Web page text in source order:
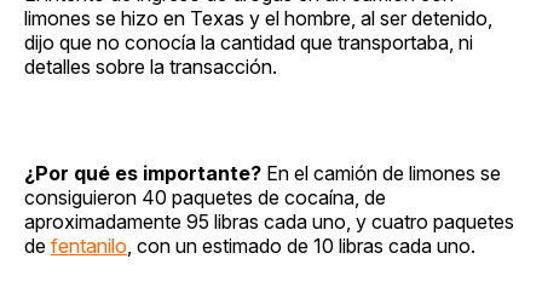
limones se hizo en Texas y el hombre, al ser detenido,
dijo que no conocía la cantidad que transportaba, ni
detalles sobre la transacción.
¿Por qué es importante? En el camión de limones se
consiguieron 40 paquetes de cocaína, de
aproximadamente 95 libras cada uno, y cuatro paquetes
de fentanilo , con un estimado de 10 libras cada uno.